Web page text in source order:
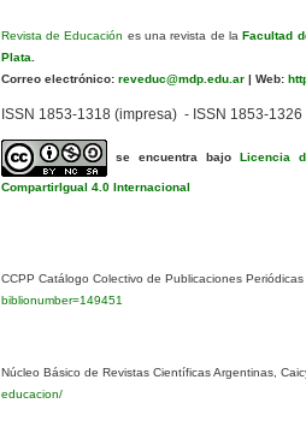
Revista de Educación es una revista de la Facultad
Plata
Correo electrónico:reveduc@mdp.edu.ar| Web:
ISSN 1853-1318 (impresa) - ISSN 1853-1326
se encuentra bajoLicencia
CompartirIgual 4.0 Internacional
CCPP Catálogo Colectivo de Publicaciones Periódicas
biblionumber=149451
Núcleo Básico de Revistas Científicas Argentinas,
educacion/